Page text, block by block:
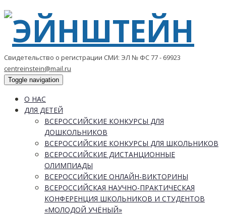
Свидетельство о регистрации СМИ: ЭЛ № ФС 77 - 69923
centreinstein@mail.ru
Toggle navigation
О НАС
ДЛЯ ДЕТЕЙ
ВСЕРОССИЙСКИЕ КОНКУРСЫ ДЛЯ
ДОШКОЛЬНИКОВ
ВСЕРОССИЙСКИЕ КОНКУРСЫ ДЛЯ ШКОЛЬНИКОВ
ВСЕРОССИЙСКИЕ ДИСТАНЦИОННЫЕ
ОЛИМПИАДЫ
ВСЕРОССИЙСКИЕ ОНЛАЙН-ВИКТОРИНЫ
ВСЕРОССИЙСКАЯ НАУЧНО-ПРАКТИЧЕСКАЯ
КОНФЕРЕНЦИЯ ШКОЛЬНИКОВ И СТУДЕНТОВ
«МОЛОДОЙ УЧЁНЫЙ»